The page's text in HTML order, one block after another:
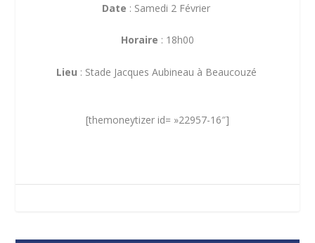
Date : Samedi 2 Février
Horaire : 18h00
Lieu : Stade Jacques Aubineau à Beaucouzé
[themoneytizer id= »22957-16″]